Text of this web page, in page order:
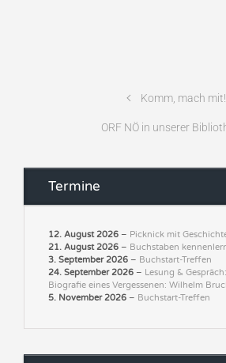
Komm, mach mit!
ORF NÖ in unserer
Termine
12. August 2026 – Picknick mit
21. August 2026 – Buchstaben
3. September 2026 – Buchstart-Treffen
24. September 2026 – Lesung &
Biografie eines Vergessenen: Wilhelm
5. November 2026 – Buchstart-Treffen